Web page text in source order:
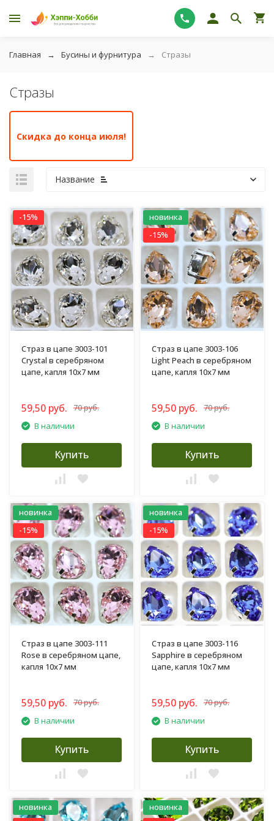
Главная Бусины и фурнитура Стразы
Стразы
Скидка до конца июля!
Название
-15%
Страз в цапе 3003-101
Crystal в серебряном
цапе, капля 10х7 мм
59,50 руб. 70 руб.
В наличии
Купить
новинка
-15%
Страз в цапе 3003-106
Light Peach в серебряном
цапе, капля 10х7 мм
59,50 руб. 70 руб.
В наличии
Купить
новинка
-15%
Страз в цапе 3003-111
Rose в серебряном цапе,
капля 10х7 мм
59,50 руб. 70 руб.
В наличии
Купить
новинка
-15%
Страз в цапе 3003-116
Sapphire в серебряном
цапе, капля 10х7 мм
59,50 руб. 70 руб.
В наличии
Купить
новинка
новинка